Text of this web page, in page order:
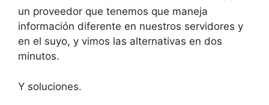
un proveedor que tenemos que maneja
información diferente en nuestros servidores y
en el suyo, y vimos las alternativas en dos
minutos.
Y soluciones.